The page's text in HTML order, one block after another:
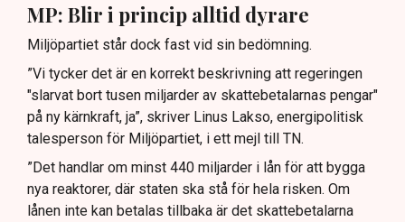
MP: Blir i princip alltid dyrare
Miljöpartiet står dock fast vid sin bedömning.
”Vi tycker det är en korrekt beskrivning att regeringen
"slarvat bort tusen miljarder av skattebetalarnas pengar"
på ny kärnkraft, ja”, skriver Linus Lakso, energipolitisk
talesperson för Miljöpartiet, i ett mejl till TN.
”Det handlar om minst 440 miljarder i lån för att bygga
nya reaktorer, där staten ska stå för hela risken. Om
lånen inte kan betalas tillbaka är det skattebetalarna